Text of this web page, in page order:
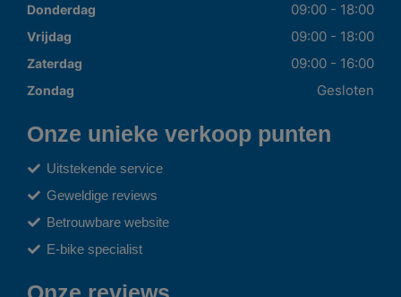
Donderdag 09:00 - 18:00
Vrijdag 09:00 - 18:00
Zaterdag 09:00 - 16:00
Zondag Gesloten
Onze unieke verkoop punten
Uitstekende service
Geweldige reviews
Betrouwbare website
E-bike specialist